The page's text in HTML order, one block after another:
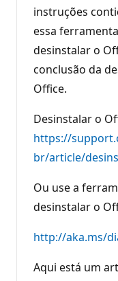
instruções
essa
desinstalar o
conclusão da
Office.
Desinstalar o
https://
br/article/
Ou use a
desinstalar o
http://aka.ms/
Aqui está um